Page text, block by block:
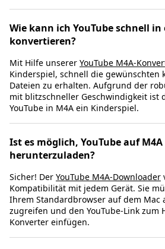
Wie kann ich YouTube schnell
konvertieren?
Mit Hilfe unserer YouTube M4A-
Kinderspiel, schnell die gewünschten
Dateien zu erhalten. Aufgrund der
mit blitzschneller Geschwindigkeit ist
YouTube in M4A ein Kinderspiel.
Ist es möglich, YouTube auf
herunterzuladen?
Sicher! Der YouTube M4A-Downloader
Kompatibilität mit jedem Gerät. Sie
Ihrem Standardbrowser auf dem Mac
zugreifen und den YouTube-Link zum
Konverter einfügen.